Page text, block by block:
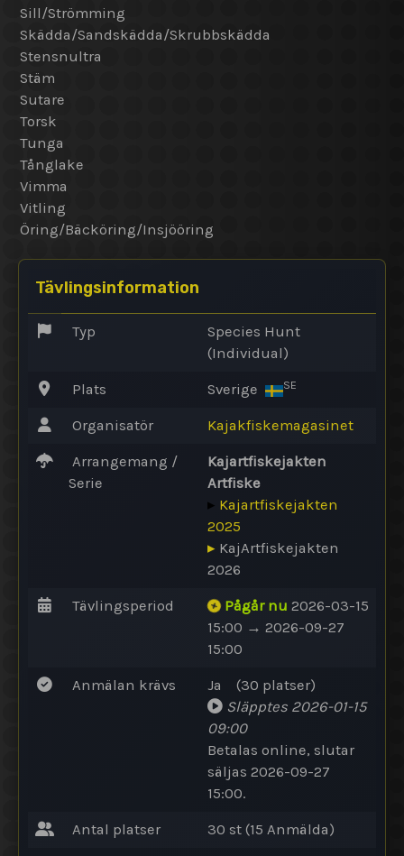
Sill/Strömming
Skädda/Sandskädda/Skrubbskädda
Stensnultra
Stäm
Sutare
Torsk
Tunga
Tånglake
Vimma
Vitling
Öring/Bäcköring/Insjööring
Tävlingsinformation
Typ
Species Hunt
(Individual)
Plats Sverige SE
Organisatör Kajakfiskemagasinet
Arrangemang /
Serie
Kajartfiskejakten
Artfiske
▸ Kajartfiskejakten
2025
▸ KajArtfiskejakten
2026
Tävlingsperiod Pågår nu 2026-03-15
15:00 → 2026-09-27
15:00
Anmälan krävs Ja (30 platser)
Släpptes 2026-01-15
09:00
Betalas online, slutar
säljas 2026-09-27
15:00.
Antal platser 30 st (15 Anmälda)